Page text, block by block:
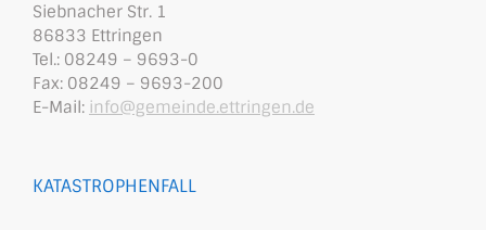
Siebnacher Str. 1
86833 Ettringen
Tel.: 08249 – 9693-0
Fax: 08249 – 9693-200
E-Mail: info@gemeinde.ettringen.de
KATASTROPHENFALL